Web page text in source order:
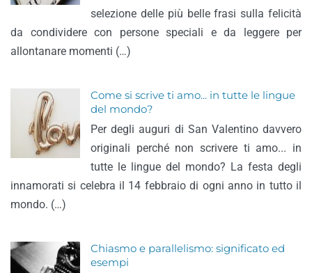
selezione delle più belle frasi sulla felicità
da condividere con persone speciali e da leggere per
allontanare momenti (…)
Come si scrive ti amo... in tutte le lingue
del mondo?
Per degli auguri di San Valentino davvero
originali perché non scrivere ti amo... in
tutte le lingue del mondo? La festa degli
innamorati si celebra il 14 febbraio di ogni anno in tutto il
mondo. (…)
Chiasmo e parallelismo: significato ed
esempi